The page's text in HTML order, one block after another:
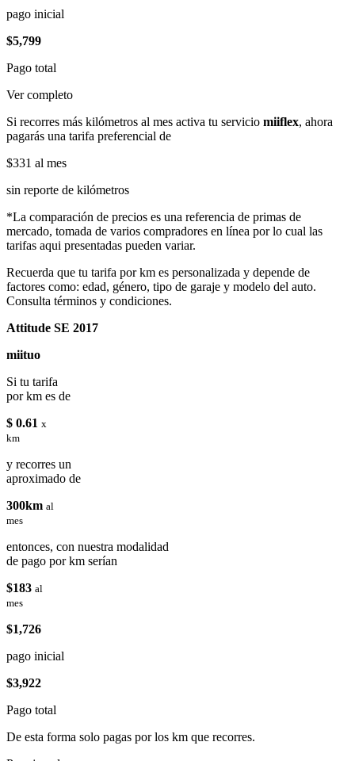
pago inicial
$5,799
Pago total
Ver completo
Si recorres más kilómetros al mes activa tu servicio miiflex, ahora
pagarás una tarifa preferencial de
$331 al mes
sin reporte de kilómetros
*La comparación de precios es una referencia de primas de
mercado, tomada de varios compradores en línea por lo cual las
tarifas aqui presentadas pueden variar.
Recuerda que tu tarifa por km es personalizada y depende de
factores como: edad, género, tipo de garaje y modelo del auto.
Consulta términos y condiciones.
Attitude SE 2017
miituo
Si tu tarifa
por km es de
$ 0.61 x
km
y recorres un
aproximado de
300km al
mes
entonces, con nuestra modalidad
de pago por km serían
$183 al
mes
$1,726
pago inicial
$3,922
Pago total
De esta forma solo pagas por los km que recorres.